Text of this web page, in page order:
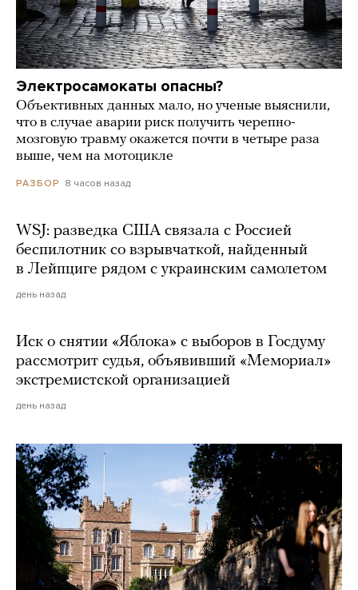
Электросамокаты опасны?
Объективных данных мало, но ученые выяснили,
что в случае аварии риск получить черепно-
мозговую травму окажется почти в четыре раза
выше, чем на мотоцикле
РАЗБОР 8 часов назад
WSJ: разведка США связала с Россией
беспилотник со взрывчаткой, найденный
в Лейпциге рядом с украинским самолетом
день назад
Иск о снятии «Яблока» с выборов в Госдуму
рассмотрит судья, объявивший «Мемориал»
экстремистской организацией
день назад